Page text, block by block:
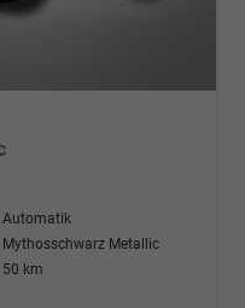
Automatik
Mythosschwarz Metallic
50 km